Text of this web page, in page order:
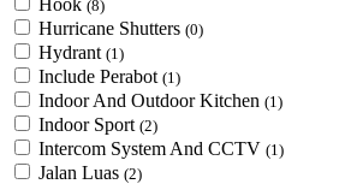
(8)
Hurricane Shutters (0)
Hydrant (1)
Include Perabot (1)
Indoor And Outdoor Kitchen (1)
Indoor Sport (2)
Intercom System And CCTV (1)
Jalan Luas (2)